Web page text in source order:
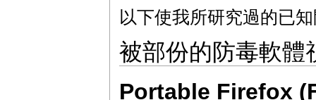
以下使我所研究過的已
被部份的防毒軟體
Portable Firefox